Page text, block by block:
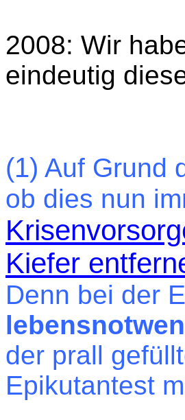
2008: Wir
eindeutig
(1) Auf Grund
ob dies nun
Kiefer
Denn bei der
der prall
Epikutantest